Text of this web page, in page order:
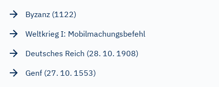
Byzanz (1122)
Weltkrieg I: Mobilmachungsbefehl
Deutsches Reich (28. 10. 1908)
Genf (27. 10. 1553)